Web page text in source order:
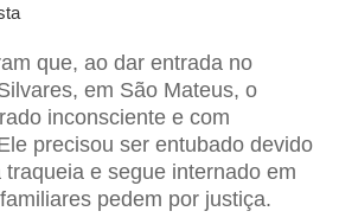
que, ao dar entrada no
em São Mateus, o
inconsciente e com
precisou ser entubado devido
e segue internado em
pedem por justiça.